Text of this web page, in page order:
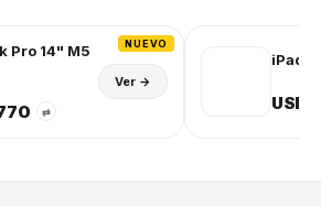
NUEVO
Pro 14" M5
⇄
Ver →
iPad
USD